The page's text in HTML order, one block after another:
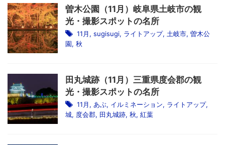
曽木公園（11月）岐阜県土岐市の観
光・撮影スポットの名所
11月, sugisugi, ライトアップ, 土岐市, 曽木公
園, 秋
田丸城跡（11月）三重県度会郡の観
光・撮影スポットの名所
11月, あぶ, イルミネーション, ライトアップ,
城, 度会郡, 田丸城跡, 秋, 紅葉